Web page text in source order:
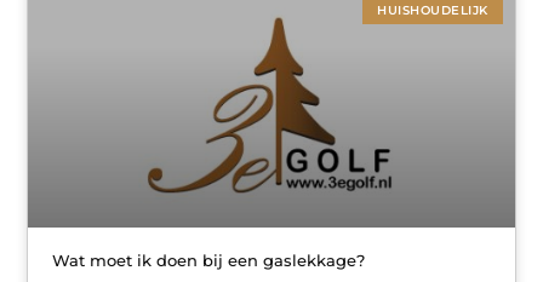
HUISHOUDELIJK
Wat moet ik doen bij een gaslekkage?